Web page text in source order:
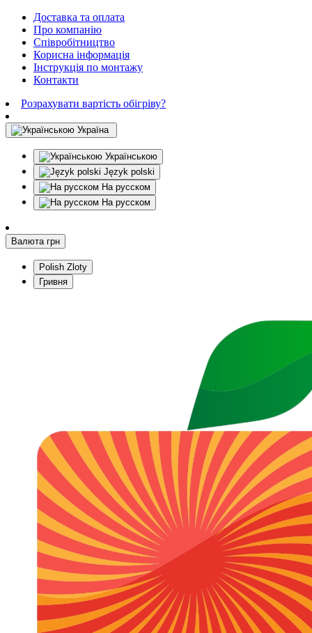
Доставка та оплата
Про компанію
Співробітництво
Корисна інформація
Інструкція по монтажу
Контакти
Розрахувати вартість обігріву?
Україна
Українською
Język polski
На русском
На русском
Валюта грн
Polish Zloty
Гривня